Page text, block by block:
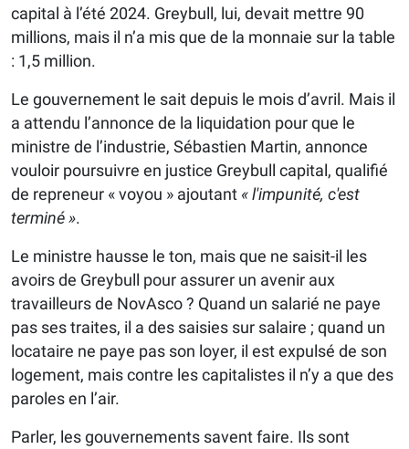
capital à l’été 2024. Greybull, lui, devait mettre 90
millions, mais il n’a mis que de la monnaie sur la table
: 1,5 million.
Le gouvernement le sait depuis le mois d’avril. Mais il
a attendu l’annonce de la liquidation pour que le
ministre de l’industrie, Sébastien Martin, annonce
vouloir poursuivre en justice Greybull capital, qualifié
de repreneur « voyou » ajoutant « l'impunité, c'est
terminé ».
Le ministre hausse le ton, mais que ne saisit-il les
avoirs de Greybull pour assurer un avenir aux
travailleurs de NovAsco ? Quand un salarié ne paye
pas ses traites, il a des saisies sur salaire ; quand un
locataire ne paye pas son loyer, il est expulsé de son
logement, mais contre les capitalistes il n’y a que des
paroles en l’air.
Parler, les gouvernements savent faire. Ils sont